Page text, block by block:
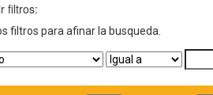
filtros:
filtros para afinar la busqueda.